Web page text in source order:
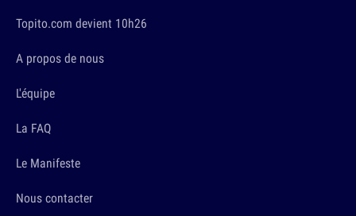
Topito.com devient 10h26
A propos de nous
L'équipe
La FAQ
Le Manifeste
Nous contacter